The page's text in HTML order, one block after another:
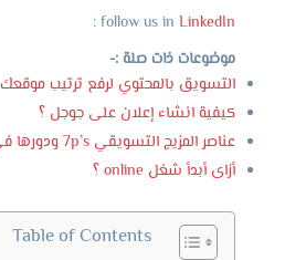
follow us inLinkedIn
:
موضوعات ذات صلة :-
التسويق بالمحتوي لرفع ترتيب موقعك
كيفية انشاء إعلان على جوجل ؟
عناصر المزيج التسويقي 7p’s ودورها في تسويق منتجاتك
أزاى أبدأ شغل online ؟
Table of Contents